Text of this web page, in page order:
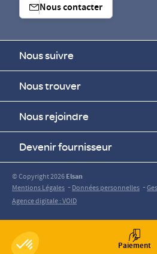
Paiement
Nous contacter
Nous suivre
Nous trouver
Nous rejoindre
Devenir fournisseur
© Copyright 2026Elsan
Mentions Légales -Données personnelles -
Agence digitale : VOID